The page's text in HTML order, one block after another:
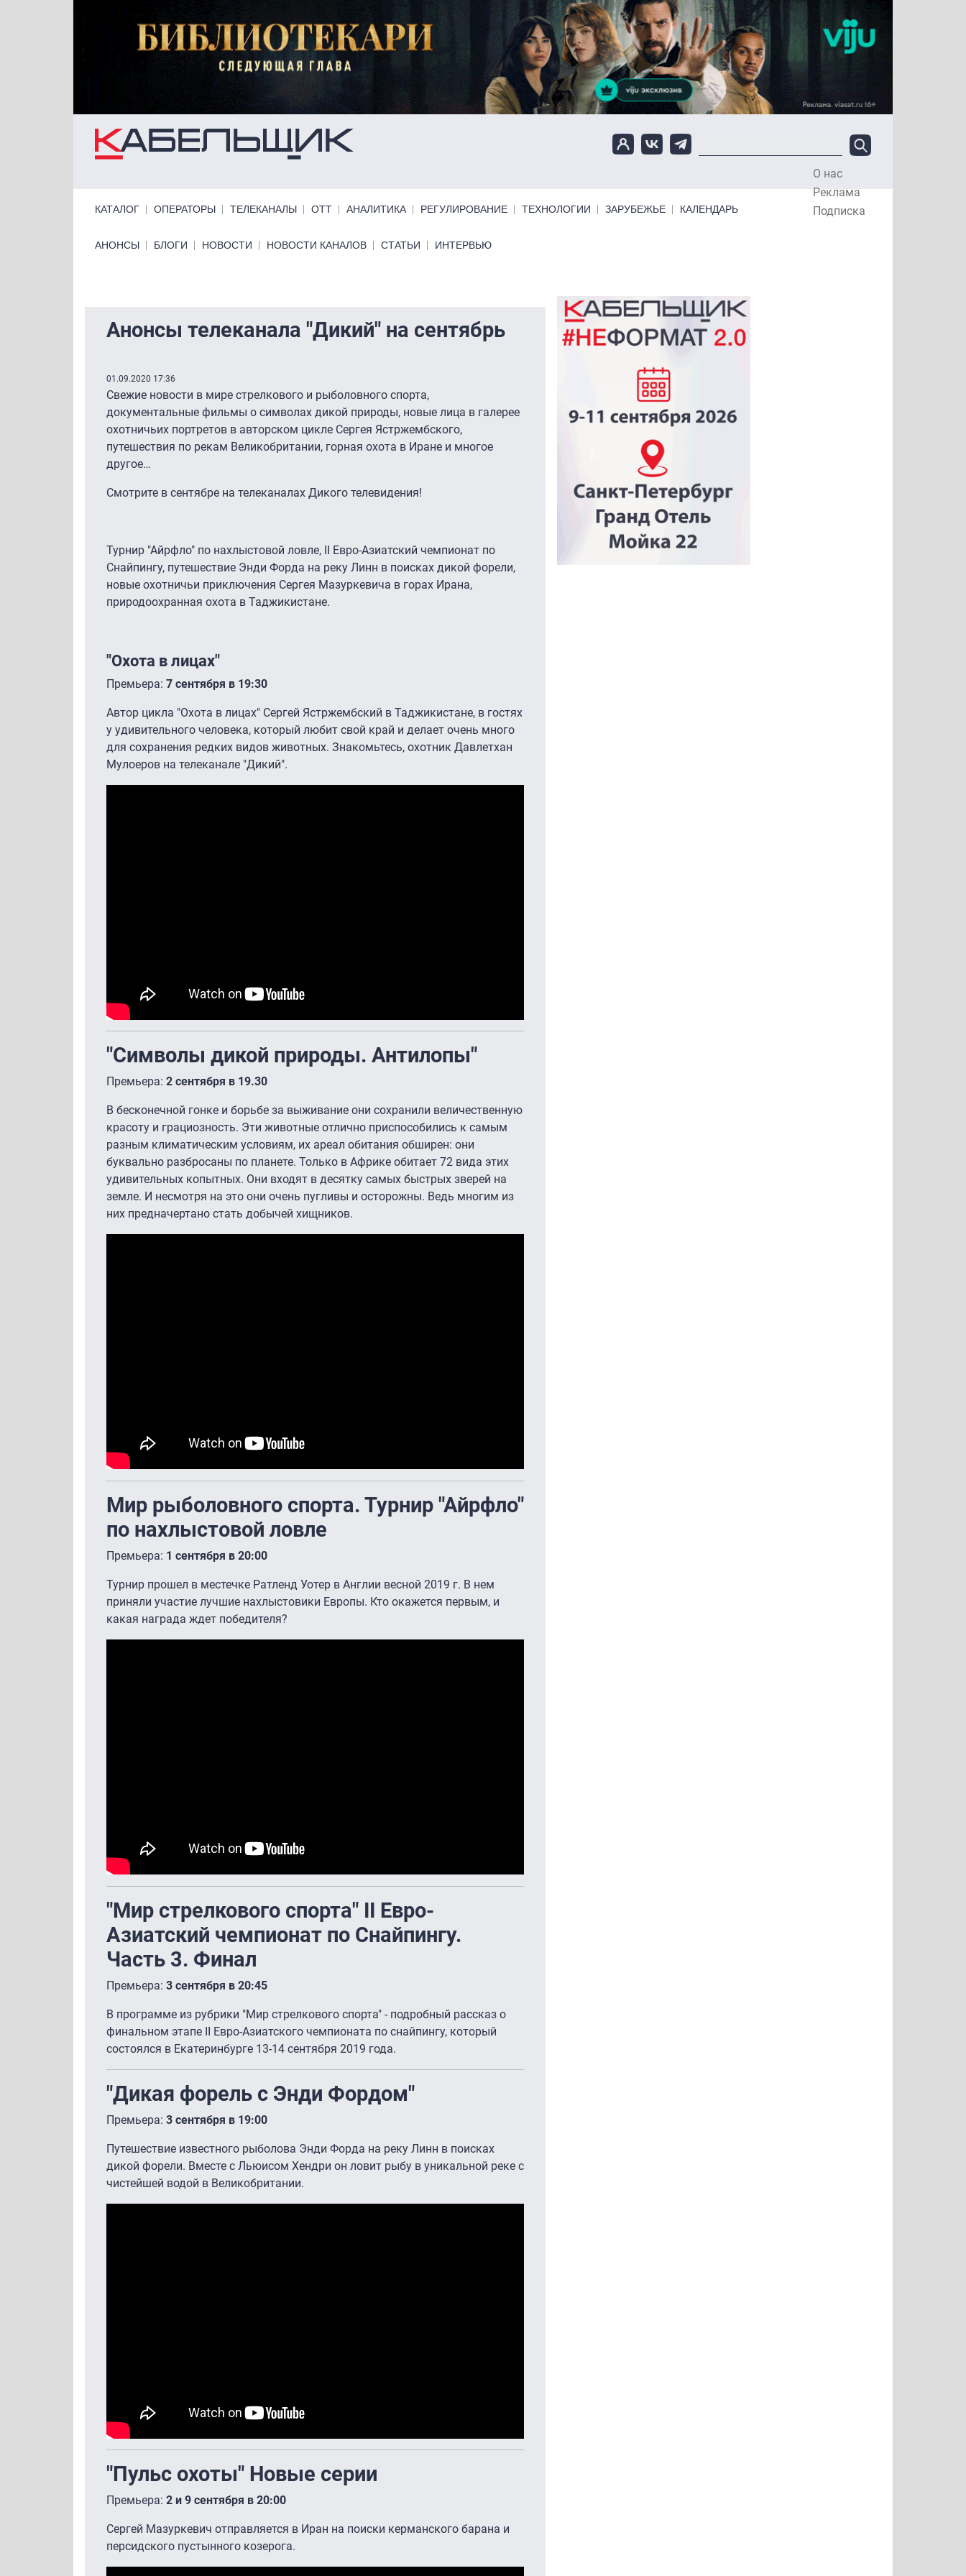
О нас
Реклама
Подписка
КАТАЛОГ ОПЕРАТОРЫ ТЕЛЕКАНАЛЫ ОТТ АНАЛИТИКА РЕГУЛИРОВАНИЕ ТЕХНОЛОГИИ ЗАРУБЕЖЬЕ КАЛЕНДАРЬ
Primary links bottom
АНОНСЫ БЛОГИ НОВОСТИ НОВОСТИ КАНАЛОВ СТАТЬИ ИНТЕРВЬЮ
Анонсы телеканала "Дикий" на сентябрь
01.09.2020 17:36
Свежие новости в мире стрелкового и рыболовного спорта,
документальные фильмы о символах дикой природы, новые лица в галерее
охотничьих портретов в авторском цикле Сергея Ястржембского,
путешествия по рекам Великобритании, горная охота в Иране и многое
другое…
Смотрите в сентябре на телеканалах Дикого телевидения!
Турнир "Айрфло" по нахлыстовой ловле, II Евро-Азиатский чемпионат по
Снайпингу, путешествие Энди Форда на реку Линн в поисках дикой форели,
новые охотничьи приключения Сергея Мазуркевича в горах Ирана,
природоохранная охота в Таджикистане.
"Охота в лицах"
Премьера: 7 сентября в 19:30
Автор цикла "Охота в лицах" Сергей Ястржембский в Таджикистане, в гостях
у удивительного человека, который любит свой край и делает очень много
для сохранения редких видов животных. Знакомьтесь, охотник Давлетхан
Мулоеров на телеканале "Дикий".
"Символы дикой природы. Антилопы"
Премьера: 2 сентября в 19.30
В бесконечной гонке и борьбе за выживание они сохранили величественную
красоту и грациозность. Эти животные отлично приспособились к самым
разным климатическим условиям, их ареал обитания обширен: они
буквально разбросаны по планете. Только в Африке обитает 72 вида этих
удивительных копытных. Они входят в десятку самых быстрых зверей на
земле. И несмотря на это они очень пугливы и осторожны. Ведь многим из
них предначертано стать добычей хищников.
Мир рыболовного спорта. Турнир "Айрфло"
по нахлыстовой ловле
Премьера: 1 сентября в 20:00
Турнир прошел в местечке Ратленд Уотер в Англии весной 2019 г. В нем
приняли участие лучшие нахлыстовики Европы. Кто окажется первым, и
какая награда ждет победителя?
"Мир стрелкового спорта" II Евро-
Азиатский чемпионат по Снайпингу.
Часть 3. Финал
Премьера: 3 сентября в 20:45
В программе из рубрики "Мир стрелкового спорта" - подробный рассказ о
финальном этапе II Евро-Азиатского чемпионата по снайпингу, который
состоялся в Екатеринбурге 13-14 сентября 2019 года.
"Дикая форель с Энди Фордом"
Премьера: 3 сентября в 19:00
Путешествие известного рыболова Энди Форда на реку Линн в поисках
дикой форели. Вместе с Льюисом Хендри он ловит рыбу в уникальной реке с
чистейшей водой в Великобритании.
"Пульс охоты" Новые серии
Премьера: 2 и 9 сентября в 20:00
Сергей Мазуркевич отправляется в Иран на поиски керманского барана и
персидского пустынного козерога.